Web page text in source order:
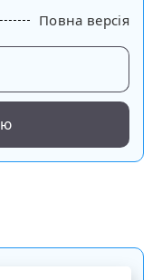
Повна версія